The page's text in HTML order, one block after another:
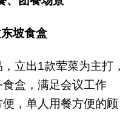
坡食盒
立出1款荤菜为主打，
盒，满足会议工作
，单人用餐方便的顾